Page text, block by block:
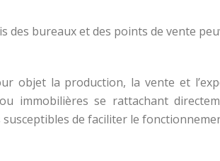
des bureaux et des points de vente
objet la production, la vente et
immobilières se rattachant
de faciliter le